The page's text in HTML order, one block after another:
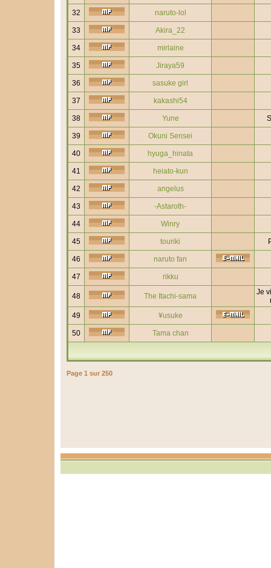
32 naruto-lol
33 Akira_22
34 mirlaine
35 Jiraya59
36 sasuke girl
37 kakashi54
38 Yune
39 Okuni Sensei
40 hyuga_hinata
41 heiato-kun
42 angelus
43 -Astaroth-
44 Winry
45 touriki
46 naruto fan
47 rikku
48 The Itachi-sama
Je
49
¥usuke
50 Tama chan
Page 1 sur 250